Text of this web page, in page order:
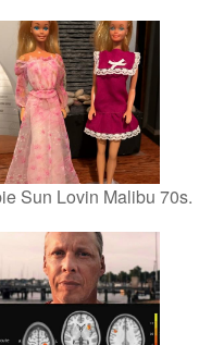
Sun Lovin Malibu 70s.